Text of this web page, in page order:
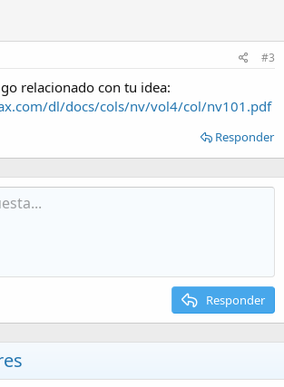
#3
relacionado con tu idea:
dl/docs/cols/nv/vol4/col/nv101.pdf
Responder
Responder